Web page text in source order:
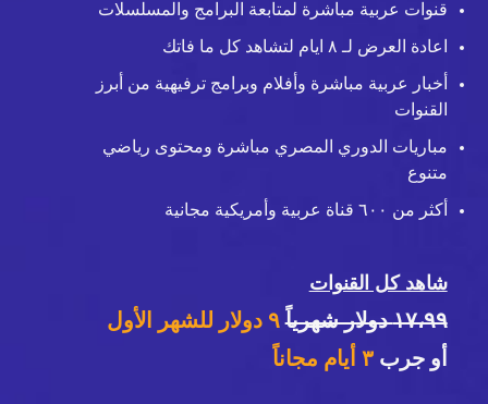
قنوات عربية مباشرة لمتابعة البرامج والمسلسلات
اعادة العرض لـ ٨ ايام لتشاهد كل ما فاتك
أخبار عربية مباشرة وأفلام وبرامج ترفيهية من أبرز
القنوات
مباريات الدوري المصري مباشرة ومحتوى رياضي
متنوع
أكثر من ٦٠٠ قناة عربية وأمريكية مجانية
شاهد كل القنوات
١٧،٩٩ دولار شهرياً
٩ دولار للشهر الأول
أو جرب٣ أيام مجاناً